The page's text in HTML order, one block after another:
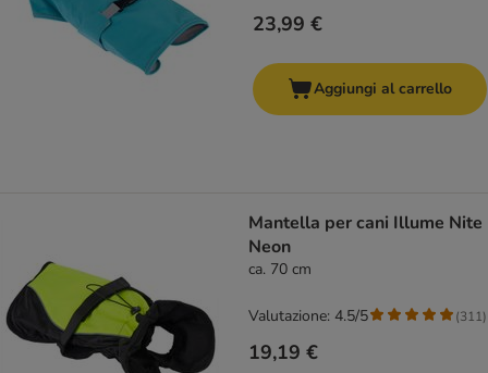
23,99 €
Aggiungi al carrello
Mantella per cani Illume Nite
Neon
ca. 70 cm
19,19 €
Valutazione: 4.5/5 (311)